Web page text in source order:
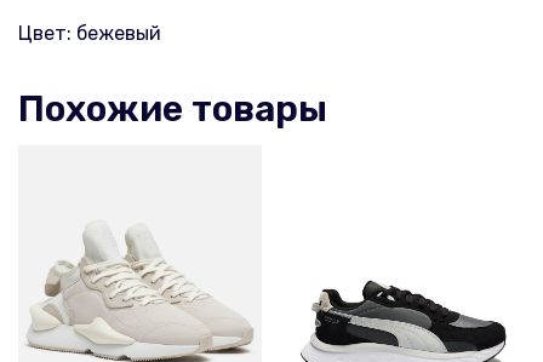
Цвет: бежевый
Похожие товары